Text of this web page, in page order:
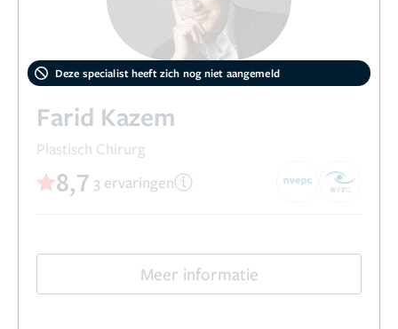
Deze specialist heeft zich nog niet aangemeld
Farid Kazem
Plastisch Chirurg
8,7 3 ervaringen
Meer informatie